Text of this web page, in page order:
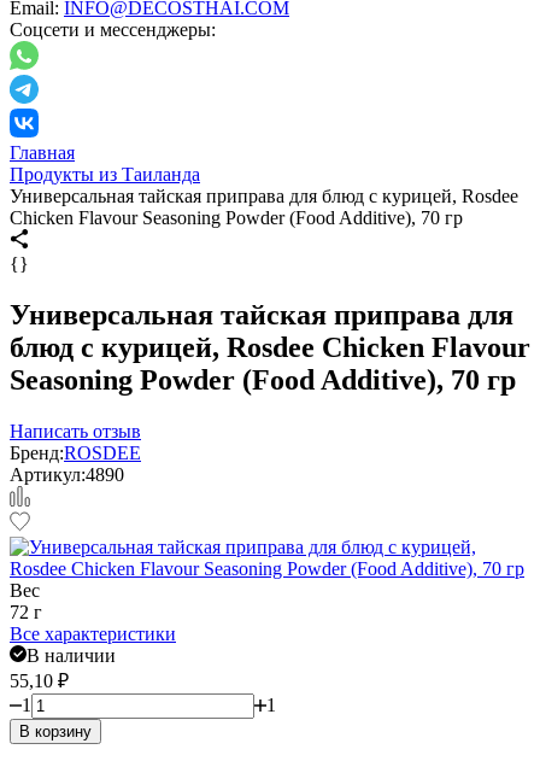
Email: INFO@DECOSTHAI.COM
Соцсети и мессенджеры:
Главная
Продукты из Таиланда
Универсальная тайская приправа для блюд с курицей, Rosdee
Chicken Flavour Seasoning Powder (Food Additive), 70 гр
{}
Универсальная тайская приправа для
блюд с курицей, Rosdee Chicken Flavour
Seasoning Powder (Food Additive), 70 гр
Написать отзыв
Бренд:ROSDEE
Артикул:4890
Вес
72 г
Все характеристики
В наличии
55,10 ₽
1
1
В корзину